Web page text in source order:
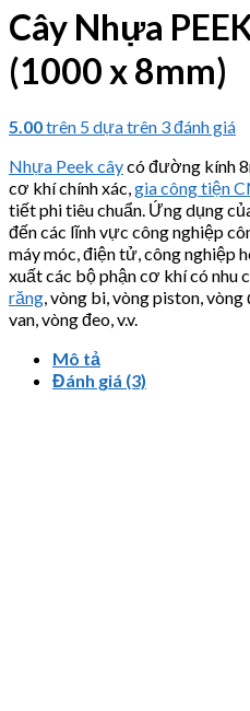
Cây Nhựa
(1000 x 8mm)
5.00trên 5 dựa trên 3đánh giá
Nhựa Peek câycó đường kính
cơ khí chính xác,gia công tiện
tiết phi tiêu chuẩn. Ứng dụng
đến các lĩnh vực công nghiệp
máy móc, điện tử, công nghiệp
xuất các bộ phận cơ khí có nhu
răng, vòng bi, vòng piston,
van, vòng đeo, v.v.
Mô tả
Đánh giá (3)